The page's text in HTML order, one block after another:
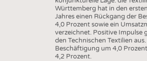
Württemberg hat in den
Jahres einen Rückgang der
4,0 Prozent sowie ein
verzeichnet. Positive Impulse
den Technischen Textilien
Beschäftigung um 4,0
4,2 Prozent.